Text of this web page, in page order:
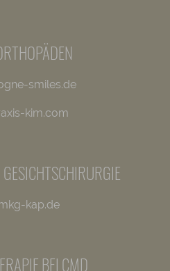
smiles.de
kim.com
kap.de
BEI CMD